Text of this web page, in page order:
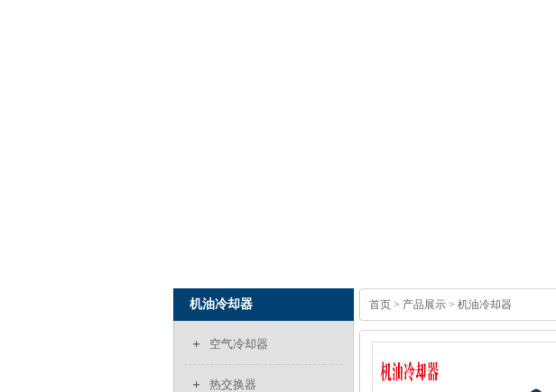
首页 > 产品展示 > 机油冷却器
机油冷却器
空气冷却器
热交换器